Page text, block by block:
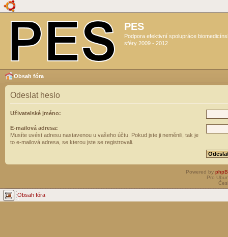
PES
Podpora efektivní spolupráce
sféry 2009 - 2012
Obsah fóra
Odeslat heslo
Uživatelské jméno:
E-mailová adresa:
Musíte uvést adresu nastavenou u vašeho účtu. Pokud jste ji neměnili, tak je
to e-mailová adresa, se kterou jste se registrovali.
Powered by
Pro
Obsah fóra